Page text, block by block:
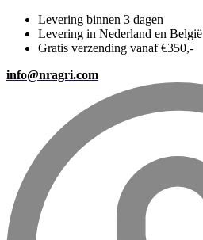
Levering binnen 3 dagen
Levering in Nederland en België
Gratis verzending vanaf €350,-
info@nragri.com